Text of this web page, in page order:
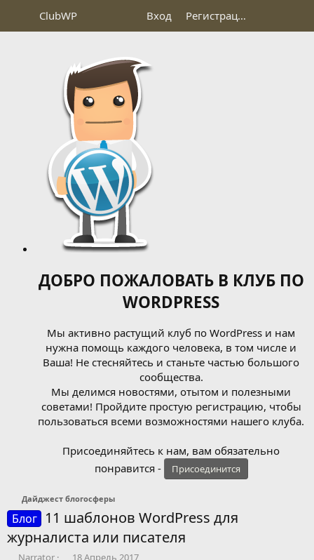
ClubWP Вход Регистрация
ДОБРО ПОЖАЛОВАТЬ В КЛУБ ПО
WORDPRESS
Мы активно растущий клуб по WordPress и нам
нужна помощь каждого человека, в том числе и
Ваша! Не стесняйтесь и станьте частью большого
сообщества.
Мы делимся новостями, отытом и полезными
советами! Пройдите простую регистрацию, чтобы
пользоваться всеми возможностями нашего клуба.
Присоединяйтесь к нам, вам обязательно
понравится -
Присоединится
Дайджест блогосферы
Блог
11 шаблонов WordPress для
журналиста или писателя
А
Narrator
Д
18 Апрель 2017